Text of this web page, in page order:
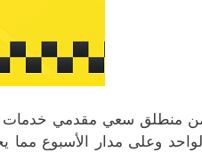
منطلق سعي مقدمي خدمات
الواحد وعلى مدار الأسبوع